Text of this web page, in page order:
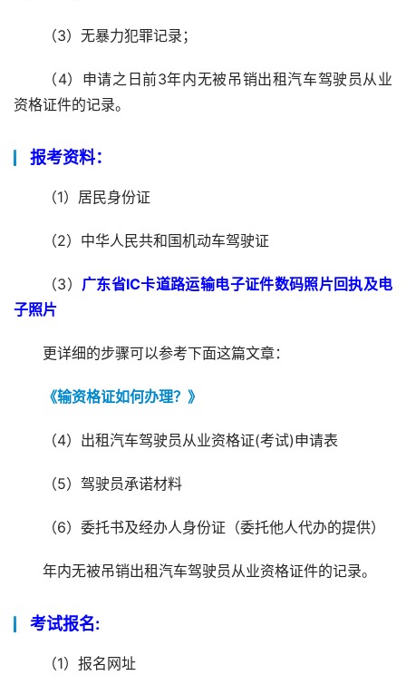
（3）无暴力犯罪记录；
（4）申请之日前3年内无被吊销出租汽车驾驶员从业
资格证件的记录。
报考资料：
（1）居民身份证
（2）中华人民共和国机动车驾驶证
（3） 广东省IC卡道路运输电子证件数码照片回执及电
子照片
更详细的步骤可以参考下面这篇文章：
《输资格证如何办理？》
（4）出租汽车驾驶员从业资格证(考试)申请表
（5）驾驶员承诺材料
（6）委托书及经办人身份证（委托他人代办的提供）
年内无被吊销出租汽车驾驶员从业资格证件的记录。
考试报名:
（1）报名网址